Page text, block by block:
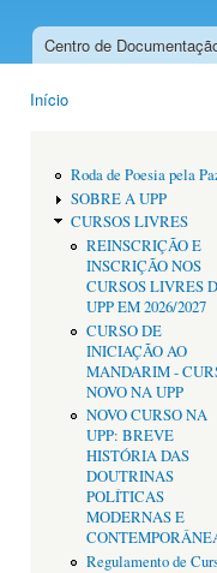
Menu principal
Centro de
Início
Roda de Poesia pela
SOBRE A UPP
CURSOS LIVRES
REINSCRIÇÃO E
INSCRIÇÃO NOS
CURSOS LIVRES
UPP EM 2026/2027
CURSO DE
INICIAÇÃO AO
MANDARIM -
NOVO NA UPP
NOVO CURSO NA
UPP: BREVE
HISTÓRIA DAS
DOUTRINAS
POLÍTICAS
MODERNAS E
Regulamento de